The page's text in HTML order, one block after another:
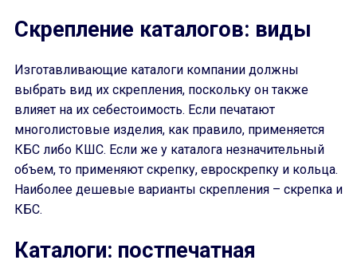
Скрепление каталогов: виды
Изготавливающие каталоги компании должны
выбрать вид их скрепления, поскольку он также
влияет на их себестоимость. Если печатают
многолистовые изделия, как правило, применяется
КБС либо КШС. Если же у каталога незначительный
объем, то применяют скрепку, евроскрепку и кольца.
Наиболее дешевые варианты скрепления – скрепка и
КБС.
Каталоги: постпечатная